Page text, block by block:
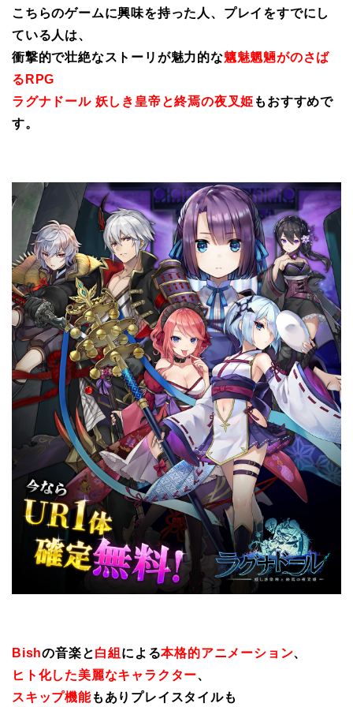
こちらのゲームに興味を持った人、プレイをすでにし
ている人は、
衝撃的で壮絶なストーリが魅力的な魑魅魍魎がのさば
るRPG
ラグナドール 妖しき皇帝と終焉の夜叉姫 もおすすめで
す。
Bishの音楽と白組 による本格的アニメーション、
ヒト化した美麗なキャラクター、
スキップ機能もありプレイスタイルも